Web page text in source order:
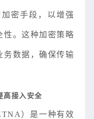
密手段，以增强
性。这种加密策略
务数据，确保传输
高接入安全
）是一种有效